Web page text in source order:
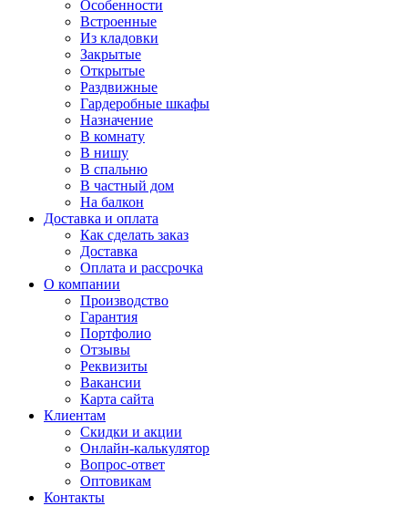
Особенности
Встроенные
Из кладовки
Закрытые
Открытые
Раздвижные
Гардеробные шкафы
Назначение
В комнату
В нишу
В спальню
В частный дом
На балкон
Доставка и оплата
Как сделать заказ
Доставка
Оплата и рассрочка
О компании
Производство
Гарантия
Портфолио
Отзывы
Реквизиты
Вакансии
Карта сайта
Клиентам
Скидки и акции
Онлайн-калькулятор
Вопрос-ответ
Оптовикам
Контакты